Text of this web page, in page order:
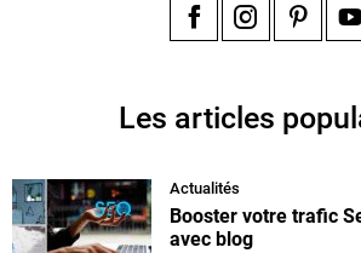
Les articles
Actualités
Booster votre trafic
avec blog